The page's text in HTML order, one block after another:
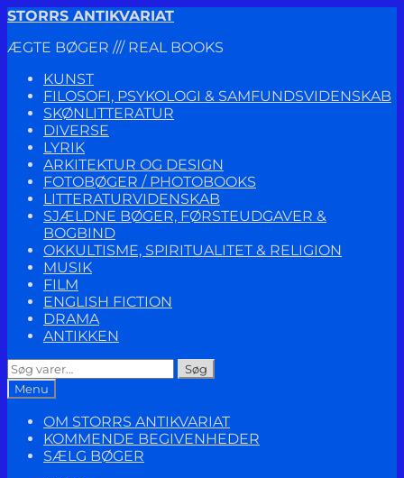
Spring
navigation
Spring
indhold
STORRS ANTIKVARIAT
ÆGTE BØGER /// REAL BOOKS
KUNST
FILOSOFI, PSYKOLOGI & SAMFUNDSVIDENSKAB
SKØNLITTERATUR
DIVERSE
LYRIK
ARKITEKTUR OG DESIGN
FOTOBØGER / PHOTOBOOKS
LITTERATURVIDENSKAB
SJÆLDNE BØGER, FØRSTEUDGAVER &
BOGBIND
OKKULTISME, SPIRITUALITET & RELIGION
MUSIK
FILM
ENGLISH FICTION
DRAMA
ANTIKKEN
Søg
efter:
Søg
Menu
OM STORRS ANTIKVARIAT
KOMMENDE BEGIVENHEDER
SÆLG BØGER